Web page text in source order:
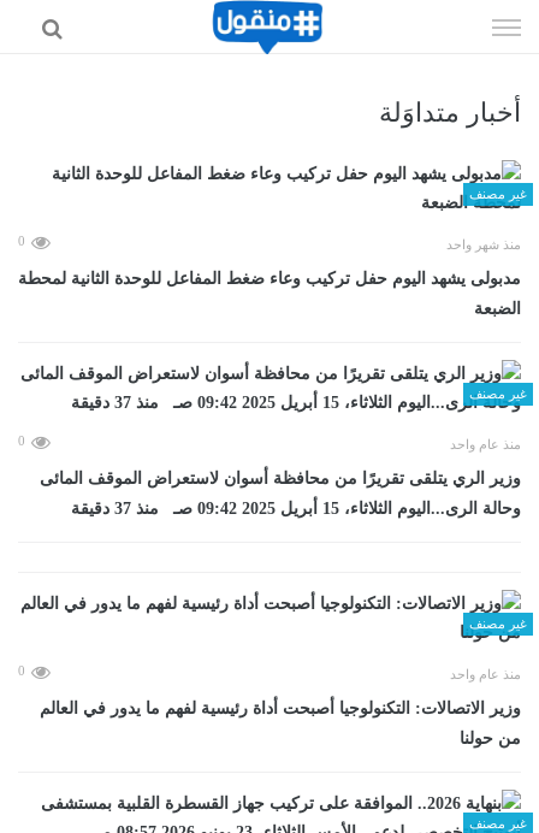
الى
أخبار متداوَلة
غير مصنف
منذ شهر واحد 0
مدبولى يشهد اليوم حفل تركيب وعاء ضغط المفاعل للوحدة الثانية لمحطة
الضبعة
غير مصنف
منذ عام واحد 0
وزير الري يتلقى تقريرًا من محافظة أسوان لاستعراض الموقف المائى
وحالة الرى...اليوم الثلاثاء، 15 أبريل 2025 09:42 صـ منذ 37 دقيقة
غير مصنف
منذ عام واحد 0
وزير الاتصالات: التكنولوجيا أصبحت أداة رئيسية لفهم ما يدور في العالم
من حولنا
غير مصنف